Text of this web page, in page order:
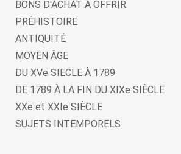
BONS D'ACHAT A OFFRIR
PRÉHISTOIRE
ANTIQUITÉ
MOYEN ÂGE
DU XVe SIECLE À 1789
DE 1789 À LA FIN DU XIXe SIÈCLE
XXe et XXIe SIÈCLE
SUJETS INTEMPORELS